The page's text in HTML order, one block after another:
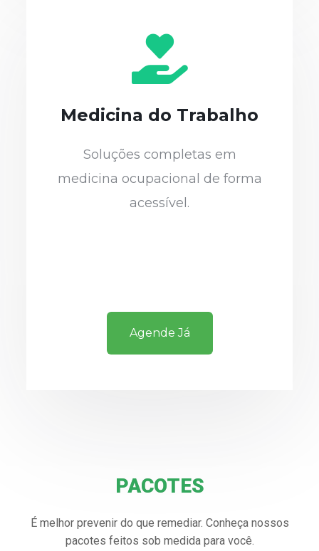
Medicina do Trabalho
Soluções completas em
medicina ocupacional de forma
acessível.
Agende Já
PACOTES
É melhor prevenir do que remediar. Conheça nossos
pacotes feitos sob medida para você.